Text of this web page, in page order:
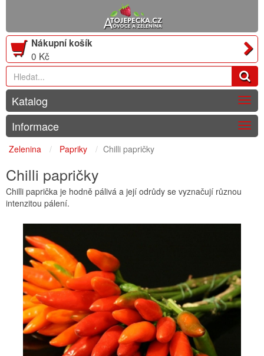
Nákupní košík
0 Kč
Katalog
Informace
Zelenina Papriky Chilli papričky
Chilli papričky
Chilli paprička je hodně pálivá a její odrůdy se vyznačují různou
intenzitou pálení.